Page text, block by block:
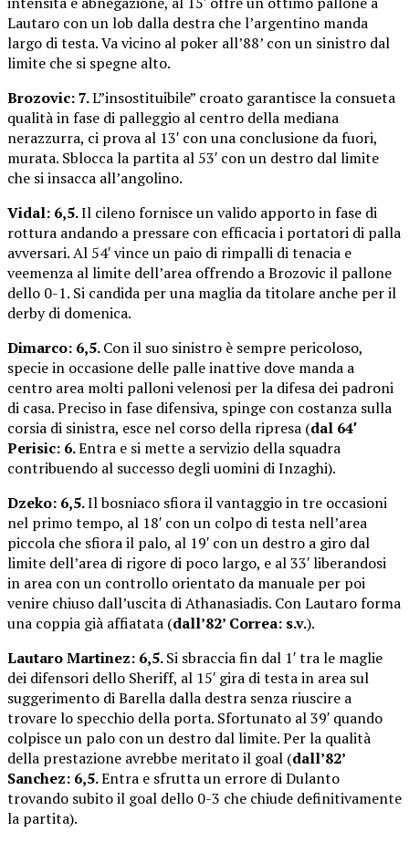
Lautaro con un lob dalla destra che l’argentino manda
largo di testa. Va vicino al poker all’88’ con un sinistro dal
limite che si spegne alto.
Brozovic: 7.L”insostituibile” croato garantisce la consueta
qualità in fase di palleggio al centro della mediana
nerazzurra, ci prova al 13′ con una conclusione da fuori,
murata. Sblocca la partita al 53′ con un destro dal limite
che si insacca all’angolino.
Vidal: 6,5.Il cileno fornisce un valido apporto in fase di
rottura andando a pressare con efficacia i portatori di palla
avversari. Al 54′ vince un paio di rimpalli di tenacia e
veemenza al limite dell’area offrendo a Brozovic il pallone
dello 0-1. Si candida per una maglia da titolare anche per il
derby di domenica.
Dimarco: 6,5.Con il suo sinistro è sempre pericoloso,
specie in occasione delle palle inattive dove manda a
centro area molti palloni velenosi per la difesa dei padroni
di casa. Preciso in fase difensiva, spinge con costanza sulla
corsia di sinistra, esce nel corso della ripresa (dal 64′
Perisic: 6.Entra e si mette a servizio della squadra
contribuendo al successo degli uomini di Inzaghi).
Dzeko: 6,5.Il bosniaco sfiora il vantaggio in tre occasioni
nel primo tempo, al 18′ con un colpo di testa nell’area
piccola che sfiora il palo, al 19′ con un destro a giro dal
limite dell’area di rigore di poco largo, e al 33′ liberandosi
in area con un controllo orientato da manuale per poi
venire chiuso dall’uscita di Athanasiadis. Con Lautaro forma
una coppia già affiatata (dall’82’ Correa: s.v.).
Lautaro Martinez: 6,5.Si sbraccia fin dal 1′ tra le maglie
dei difensori dello Sheriff, al 15′ gira di testa in area sul
suggerimento di Barella dalla destra senza riuscire a
trovare lo specchio della porta. Sfortunato al 39′ quando
colpisce un palo con un destro dal limite. Per la qualità
della prestazione avrebbe meritato il goal (dall’82’
Sanchez: 6,5.Entra e sfrutta un errore di Dulanto
trovando subito il goal dello 0-3 che chiude definitivamente
la partita).